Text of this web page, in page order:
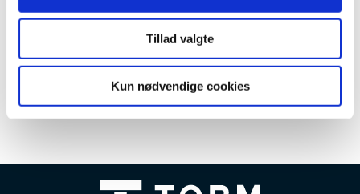
Tillad valgte
Kun nødvendige cookies